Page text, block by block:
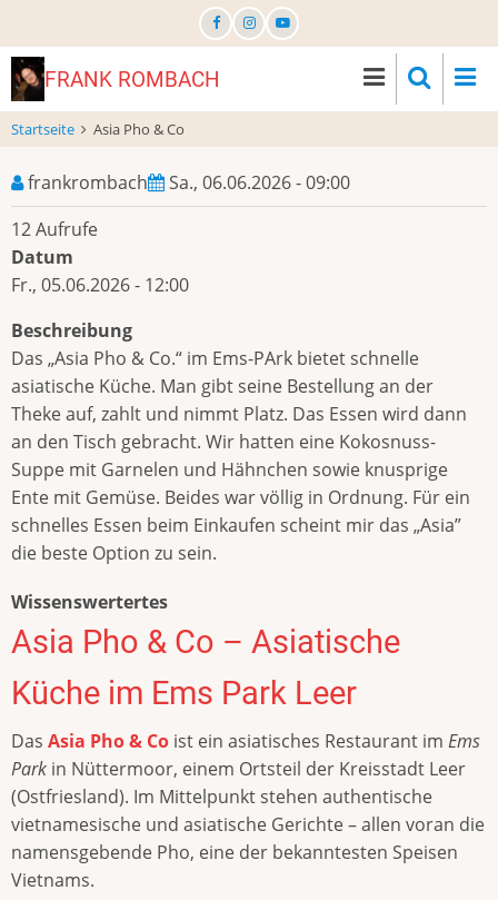
zum
InhaltFRANK ROMBACH
Startseite Asia Pho & Co
frankrombach
Sa., 06.06.2026 - 09:00
12 Aufrufe
Datum
Fr., 05.06.2026 - 12:00
Beschreibung
Das „Asia Pho & Co.“ im Ems-PArk bietet schnelle
asiatische Küche. Man gibt seine Bestellung an der
Theke auf, zahlt und nimmt Platz. Das Essen wird dann
an den Tisch gebracht. Wir hatten eine Kokosnuss-
Suppe mit Garnelen und Hähnchen sowie knusprige
Ente mit Gemüse. Beides war völlig in Ordnung. Für ein
schnelles Essen beim Einkaufen scheint mir das „Asia”
die beste Option zu sein.
Wissenswertertes
Asia Pho & Co – Asiatische
Küche im Ems Park Leer
Das Asia Pho & Co ist ein asiatisches Restaurant im Ems
Park in Nüttermoor, einem Ortsteil der Kreisstadt Leer
(Ostfriesland). Im Mittelpunkt stehen authentische
vietnamesische und asiatische Gerichte – allen voran die
namensgebende Pho, eine der bekanntesten Speisen
Vietnams.